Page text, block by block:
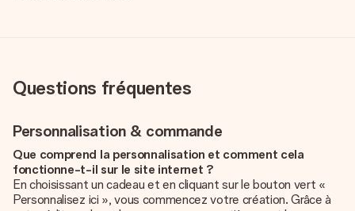
Questions fréquentes
Personnalisation & commande
Que comprend la personnalisation et comment cela
fonctionne-t-il sur le site internet ?
En choisissant un cadeau et en cliquant sur le bouton vert «
Personnalisez ici », vous commencez votre création. Grâce à